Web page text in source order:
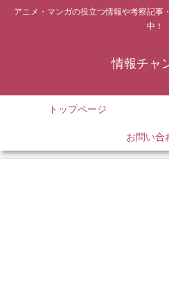
アニメ・マンガの役立つ情報や考察記事
中！
情報チャ
トップページ
お問い合